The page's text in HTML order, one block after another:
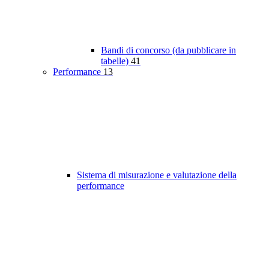
Bandi di concorso (da pubblicare in
tabelle) 41
Performance 13
Sistema di misurazione e valutazione della
performance